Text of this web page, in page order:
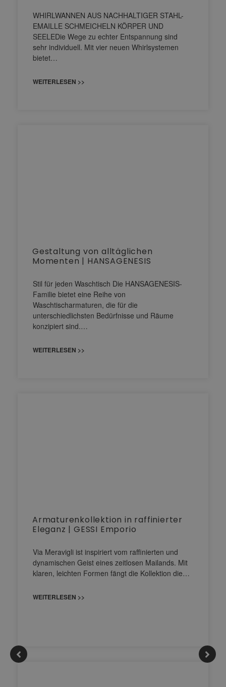
WHIRLWANNEN AUS NACHHALTIGER STAHL-
EMAILLE SCHMEICHELN KÖRPER UND
SEELEDie Wege zu echter Entspannung sind
sehr individuell. Mit vier neuen Whirlsystemen
bietet…
WEITERLESEN >>
Gestaltung von alltäglichen
Momenten | HANSAGENESIS
Stil für jeden Waschtisch Die HANSAGENESIS-
Familie bietet eine Reihe von
Waschtischarmaturen, die für die
unterschiedlichsten Bedürfnisse und Räume
konzipiert sind.…
WEITERLESEN >>
Armaturenkollektion in raffinierter
Eleganz | GESSI Emporio
Via Meravigli ist inspiriert vom raffinierten und
dynamischen Geist eines zeitlosen Mailands. Mit
klaren, leichten Formen fängt die Kollektion die…
WEITERLESEN >>